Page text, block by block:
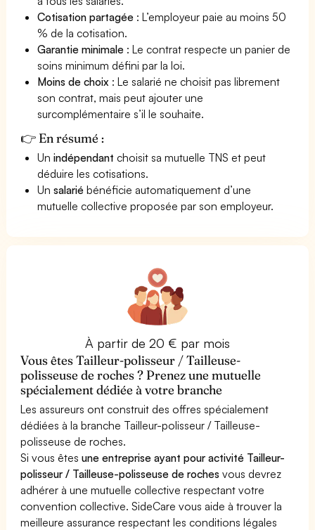
Cotisation partagée : L’employeur paie au moins 50
% de la cotisation.
Garantie minimale : Le contrat respecte un panier de
soins minimum défini par la loi.
Moins de choix : Le salarié ne choisit pas librement
son contrat, mais peut ajouter une
surcomplémentaire s’il le souhaite.
👉 En résumé :
Unindépendant choisit sa mutuelle TNS et peut
déduire les cotisations.
Unsalarié bénéficie automatiquement d’une
mutuelle collective proposée par son employeur.
À partir de 20 € par mois
Vous êtes Tailleur-polisseur / Tailleuse-
polisseuse de roches ? Prenez une mutuelle
spécialement dédiée à votre branche
Les assureurs ont construit des offres spécialement
dédiées à la branche Tailleur-polisseur / Tailleuse-
polisseuse de roches.
Si vous êtesune entreprise ayant pour activité Tailleur-
polisseur / Tailleuse-polisseuse de roches vous devrez
adhérer à une mutuelle collective respectant votre
convention collective. SideCare vous aide à trouver la
meilleure assurance respectant les conditions légales